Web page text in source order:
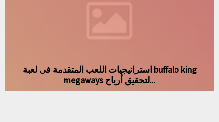
استراتيجيات اللعب المتقدمة في لعبة buffalo king
megaways لتحقيق أرباح...